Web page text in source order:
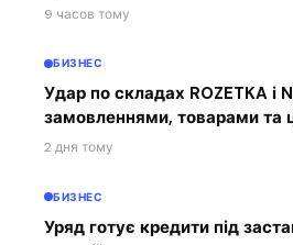
9 часов тому
БИЗНЕС
Удар по складах ROZETKA і
замовленнями, товарами та
2 дня тому
БИЗНЕС
Уряд готує кредити під